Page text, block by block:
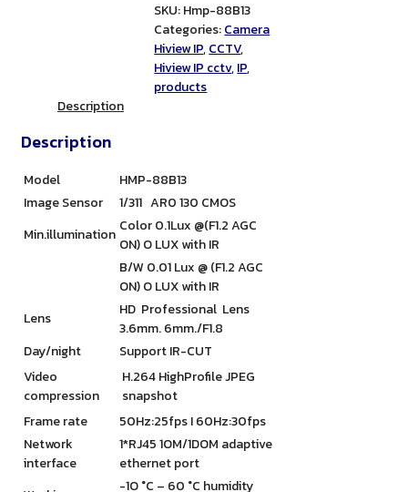
SKU:Hmp-88B13
Categories:Camera
Hiview IP,CCTV,
Hiview IP cctv,IP,
products
Description
Description
Model
HMP-88B13
Image Sensor
1/311 AR0 130 CMOS
Min.illumination Color 0.1Lux @(F1.2 AGC
ON) O LUX with IR
B/W 0.01 Lux @ (F1.2 AGC
ON) O LUX with IR
Lens
HD Professional Lens
3.6mm. 6mm./F1.8
Day/night
Support IR-CUT
Video
compression
H.264 HighProfile JPEG
snapshot
Frame rate
50Hz:25fps I 60Hz:30fps
Network
interface
1*RJ45 1OM/1DOM adaptive
ethernet port
-1O °C – 60 °C humidity